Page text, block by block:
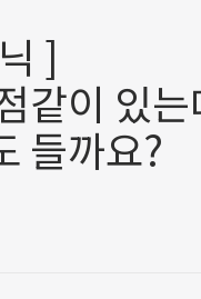
]
같이 있
들까요?